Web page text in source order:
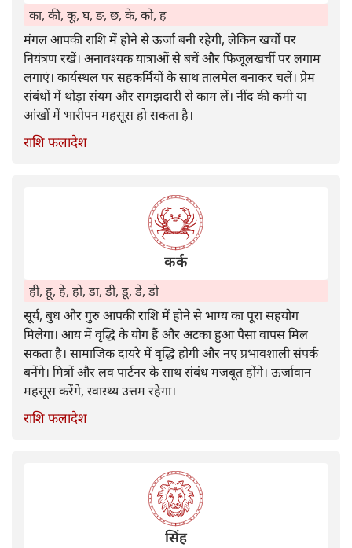
का, की, कू, घ, ङ, छ, के, को, ह
मंगल आपकी राशि में होने से ऊर्जा बनी रहेगी, लेकिन खर्चों पर
नियंत्रण रखें। अनावश्यक यात्राओं से बचें और फिजूलखर्ची पर लगाम
लगाएं। कार्यस्थल पर सहकर्मियों के साथ तालमेल बनाकर चलें। प्रेम
संबंधों में थोड़ा संयम और समझदारी से काम लें। नींद की कमी या
आंखों में भारीपन महसूस हो सकता है।
राशि फलादेश
कर्क
ही, हू, हे, हो, डा, डी, डू, डे, डो
सूर्य, बुध और गुरु आपकी राशि में होने से भाग्य का पूरा सहयोग
मिलेगा। आय में वृद्धि के योग हैं और अटका हुआ पैसा वापस मिल
सकता है। सामाजिक दायरे में वृद्धि होगी और नए प्रभावशाली संपर्क
बनेंगे। मित्रों और लव पार्टनर के साथ संबंध मजबूत होंगे। ऊर्जावान
महसूस करेंगे, स्वास्थ्य उत्तम रहेगा।
राशि फलादेश
सिंह